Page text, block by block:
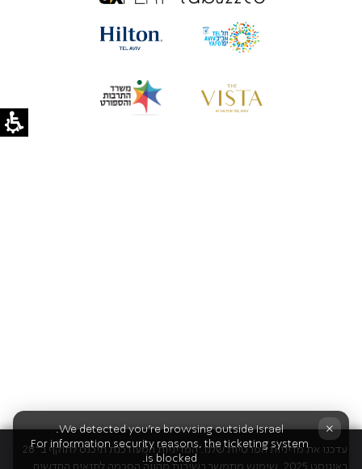
עדכנו את מדיניות הפרטיות שלנו. המדיניות המעודכנת תיכנס לתוקף ב־28
באוגוסט 2025. שימוש מתמשך בשירות מהווה הסכמה לתנאים החדשים.
×
We detected you're browsing outside Israel.
For information security reasons, the ticketing system
is blocked.